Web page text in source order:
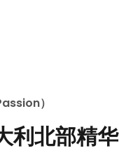
）
利北部精华